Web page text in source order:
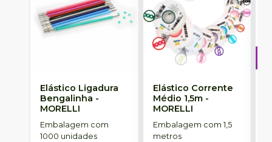
Elástico Ligadura
Bengalinha -
MORELLI
Embalagem com
1000 unidades
Elástico Corrente
Médio 1,5m-
MORELLI
Embalagem com 1,5
metros